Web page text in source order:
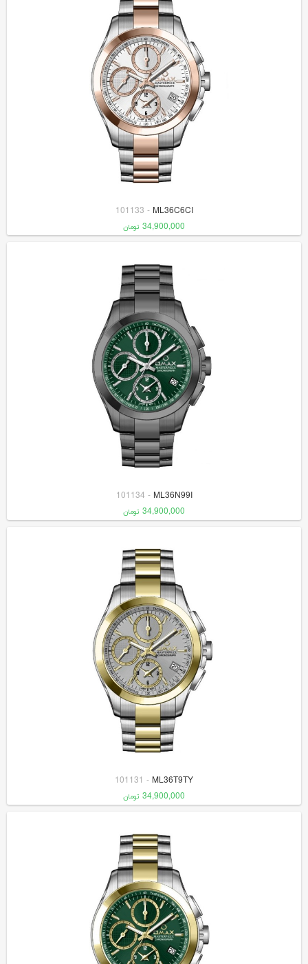
ML36C6CI
-
101133
34,900,000 تومان
ML36N99I
-
101134
34,900,000 تومان
ML36T9TY
-
101131
34,900,000 تومان